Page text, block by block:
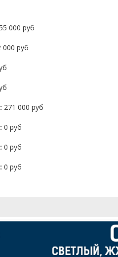
000 руб
000 руб
271 000 руб
0 руб
0 руб
0 руб